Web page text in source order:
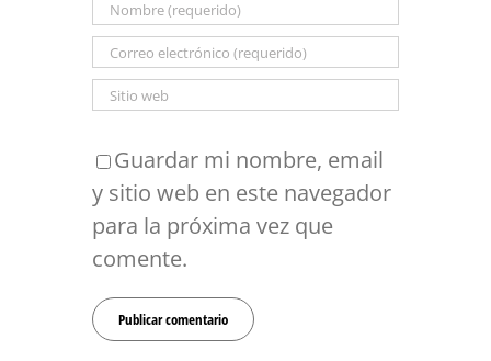
Guardar mi nombre, email
y sitio web en este navegador
para la próxima vez que
comente.